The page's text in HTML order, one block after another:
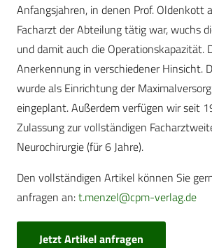
Anfangsjahren, in denen Prof. Oldenkott
Facharzt der Abteilung tätig war, wuchs
und damit auch die Operationskapazität.
Anerkennung in verschiedener Hinsicht.
wurde als Einrichtung der
eingeplant. Außerdem verfügen wir seit
Zulassung zur vollständigen
Neurochirurgie (für 6 Jahre).
Den vollständigen Artikel können Sie
anfragen an:t.menzel@cpm-verlag.de
Jetzt Artikel anfragen